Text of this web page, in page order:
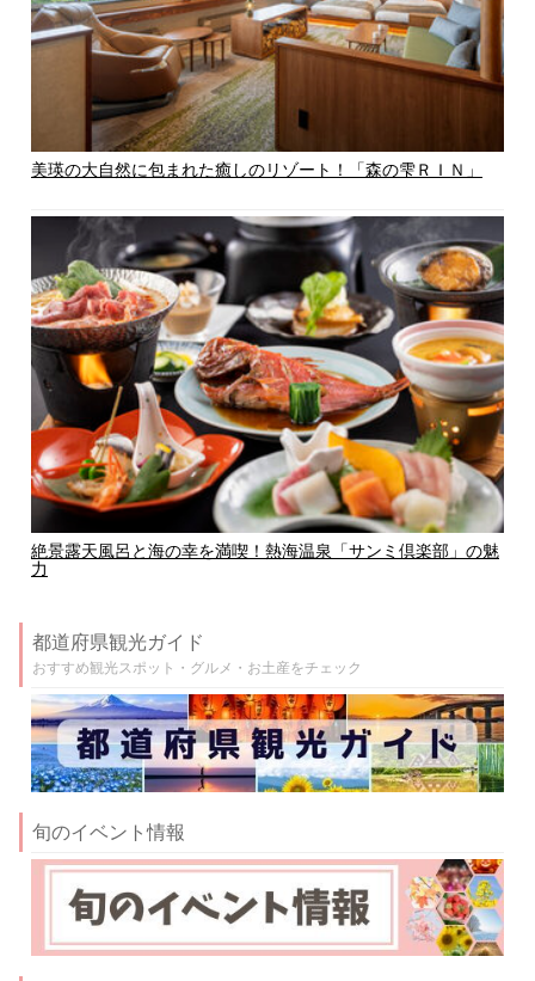
美瑛の大自然に包まれた癒しのリゾート！「森の雫ＲＩＮ」
絶景露天風呂と海の幸を満喫！熱海温泉「サンミ倶楽部」の魅
力
都道府県観光ガイド
おすすめ観光スポット・グルメ・お土産をチェック
旬のイベント情報